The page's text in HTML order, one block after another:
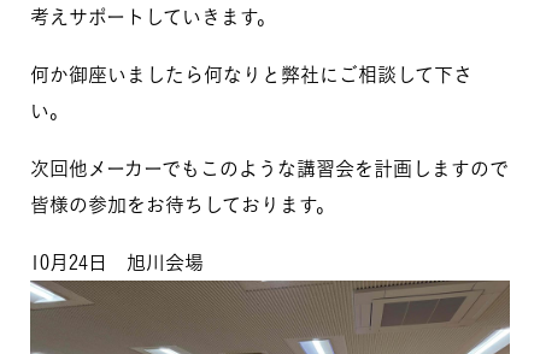
考えサポートしていきます。
何か御座いましたら何なりと弊社にご相談して下さ
い。
次回他メーカーでもこのような講習会を計画しますので
皆様の参加をお待ちしております。
10月24日 旭川会場